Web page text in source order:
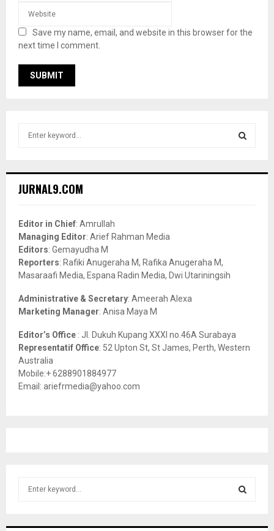
Save my name, email, and website in this browser for the
next time I comment.
h
o
r
:
JURNAL9.COM
Editor in Chief: Amrullah
Managing Editor: Arief Rahman Media
Editors: Gemayudha M
Reporters: Rafiki Anugeraha M, Rafika Anugeraha M,
Masaraafi Media, Espana Radin Media, Dwi Utariningsih
Administrative & Secretary: Ameerah Alexa
Marketing Manager: Anisa Maya M
Editor’s Office : Jl. Dukuh Kupang XXXI no.46A Surabaya
Representatif Office: 52 Upton St, St James, Perth, Western
Australia
Mobile:+ 6288901884977
Email: ariefrmedia@yahoo.com